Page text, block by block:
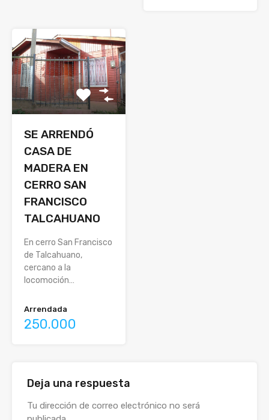
SE ARRENDÓ
CASA DE
MADERA EN
CERRO SAN
FRANCISCO
TALCAHUANO
En cerro San Francisco
de Talcahuano,
cercano a la
locomoción…
Arrendada
250.000
Deja una respuesta
Tu dirección de correo electrónico no será
Alternative: